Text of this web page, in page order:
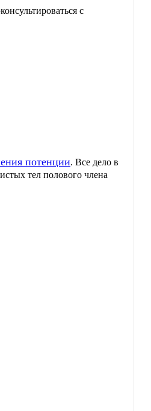
с
потенции. Все дело в
тел полового члена